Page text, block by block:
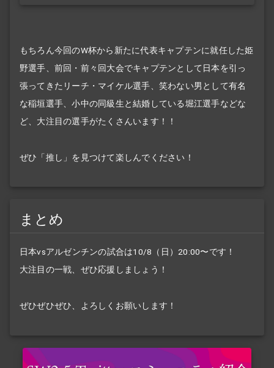
もちろん今回のW杯から新たに代表キャプテンに就任した姫
野選手、前回・前々回大会でキャプテンとして日本を引っ
張ってきたリーチ・マイケル選手、笑わない男として有名
な稲垣選手、小中の同級生と結婚している堀江選手などな
ど、大注目の選手がたくさんいます！！
ぜひ「推し」を見つけて楽しんでください！
まとめ
日本vsアルゼンチンの試合は10/8（日）20:00〜です！
大注目の一戦、ぜひ応援しましょう！
ぜひぜひぜひ、よろしくお願いします！